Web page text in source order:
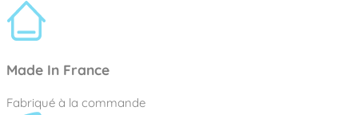
Made In France
Fabriqué à la commande